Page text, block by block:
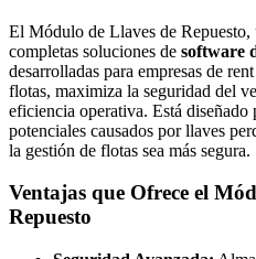
El Módulo de Llaves de Repuesto,
completas soluciones de software
desarrolladas para empresas de
flotas, maximiza la seguridad del
eficiencia operativa. Está diseñado
potenciales causados por llaves
la gestión de flotas sea más segura.
Ventajas que Ofrece el
Repuesto